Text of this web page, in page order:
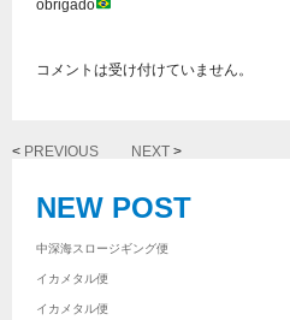
obrigado
コメントは受け付けていません。
< PREVIOUS NEXT >
NEW POST
中深海スロージギング便
イカメタル便
イカメタル便